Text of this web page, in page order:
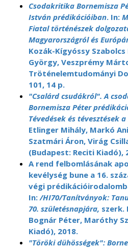
Csodakritika Bornemisza
István prédikációiban. In:
Fiatal történészek
Magyarországról és
Kozák-Kígyóssy
György, Veszprémy
Tröténelemtudományi
101, 14 p.
"Csalárd csudákról". A
Bornemisza Péter
Tévedések és tévesztések
Etlinger Mihály, Markó
Szatmári Áron, Virág
(Budapest: Reciti Kiadó),
A rend felbomlásának
kevélység bune a 16.
végi
In:/HI70/Tanítványok:
70. születésnapjára, szerk.
Bognár Péter, Maróthy
Kiadó), 2018.
"Töröki dühösségek":